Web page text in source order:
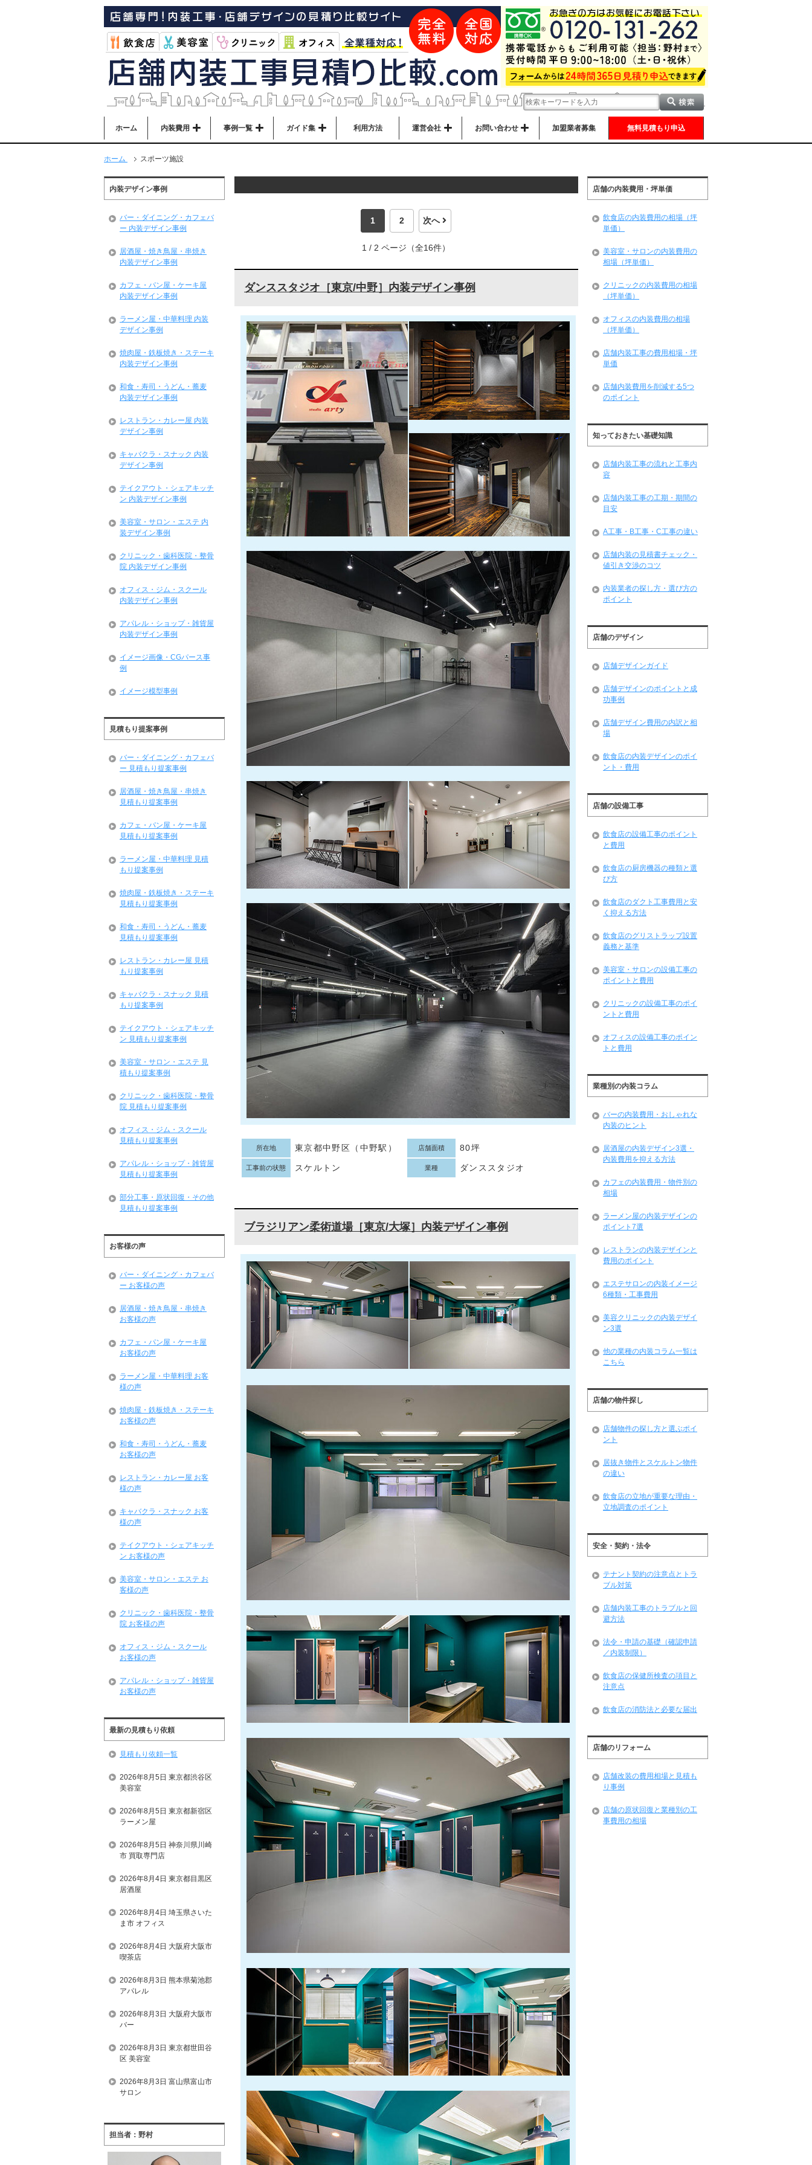
ホーム 内装費用 事例一覧 ガイド集 利用方法 運営会社 お問い合わせ 加盟業者募集 無料見積もり申込
ホーム スポーツ施設
1 2 次へ
1 / 2 ページ（全16件）
ダンススタジオ［東京/中野］内装デザイン事例
所在地 東京都中野区（中野駅） 店舗面積 80坪
工事前の状態 スケルトン 業種 ダンススタジオ
ブラジリアン柔術道場［東京/大塚］内装デザイン事例
内装デザイン事例
バー・ダイニング・カフェバ
ー 内装デザイン事例
居酒屋・焼き鳥屋・串焼き
内装デザイン事例
カフェ・パン屋・ケーキ屋
内装デザイン事例
ラーメン屋・中華料理 内装
デザイン事例
焼肉屋・鉄板焼き・ステーキ
内装デザイン事例
和食・寿司・うどん・蕎麦
内装デザイン事例
レストラン・カレー屋 内装
デザイン事例
キャバクラ・スナック 内装
デザイン事例
テイクアウト・シェアキッチ
ン 内装デザイン事例
美容室・サロン・エステ 内
装デザイン事例
クリニック・歯科医院・整骨
院 内装デザイン事例
オフィス・ジム・スクール
内装デザイン事例
アパレル・ショップ・雑貨屋
内装デザイン事例
イメージ画像・CGパース事
例
イメージ模型事例
見積もり提案事例
バー・ダイニング・カフェバ
ー 見積もり提案事例
居酒屋・焼き鳥屋・串焼き
見積もり提案事例
カフェ・パン屋・ケーキ屋
見積もり提案事例
ラーメン屋・中華料理 見積
もり提案事例
焼肉屋・鉄板焼き・ステーキ
見積もり提案事例
和食・寿司・うどん・蕎麦
見積もり提案事例
レストラン・カレー屋 見積
もり提案事例
キャバクラ・スナック 見積
もり提案事例
テイクアウト・シェアキッチ
ン 見積もり提案事例
美容室・サロン・エステ 見
積もり提案事例
クリニック・歯科医院・整骨
院 見積もり提案事例
オフィス・ジム・スクール
見積もり提案事例
アパレル・ショップ・雑貨屋
見積もり提案事例
部分工事・原状回復・その他
見積もり提案事例
お客様の声
バー・ダイニング・カフェバ
ー お客様の声
居酒屋・焼き鳥屋・串焼き
お客様の声
カフェ・パン屋・ケーキ屋
お客様の声
ラーメン屋・中華料理 お客
様の声
焼肉屋・鉄板焼き・ステーキ
お客様の声
和食・寿司・うどん・蕎麦
お客様の声
レストラン・カレー屋 お客
様の声
キャバクラ・スナック お客
様の声
テイクアウト・シェアキッチ
ン お客様の声
美容室・サロン・エステ お
客様の声
クリニック・歯科医院・整骨
院 お客様の声
オフィス・ジム・スクール
お客様の声
アパレル・ショップ・雑貨屋
お客様の声
最新の見積もり依頼
見積もり依頼一覧
2026年8月5日 東京都渋谷区
美容室
2026年8月5日 東京都新宿区
ラーメン屋
2026年8月5日 神奈川県川崎
市 買取専門店
2026年8月4日 東京都目黒区
居酒屋
2026年8月4日 埼玉県さいた
ま市 オフィス
2026年8月4日 大阪府大阪市
喫茶店
2026年8月3日 熊本県菊池郡
アパレル
2026年8月3日 大阪府大阪市
バー
2026年8月3日 東京都世田谷
区 美容室
2026年8月3日 富山県富山市
サロン
担当者：野村
店舗の内装費用・坪単価
飲食店の内装費用の相場（坪
単価）
美容室・サロンの内装費用の
相場（坪単価）
クリニックの内装費用の相場
（坪単価）
オフィスの内装費用の相場
（坪単価）
店舗内装工事の費用相場・坪
単価
店舗内装費用を削減する5つ
のポイント
知っておきたい基礎知識
店舗内装工事の流れと工事内
容
店舗内装工事の工期・期間の
目安
A工事・B工事・C工事の違い
店舗内装の見積書チェック・
値引き交渉のコツ
内装業者の探し方・選び方の
ポイント
店舗のデザイン
店舗デザインガイド
店舗デザインのポイントと成
功事例
店舗デザイン費用の内訳と相
場
飲食店の内装デザインのポイ
ント・費用
店舗の設備工事
飲食店の設備工事のポイント
と費用
飲食店の厨房機器の種類と選
び方
飲食店のダクト工事費用と安
く抑える方法
飲食店のグリストラップ設置
義務と基準
美容室・サロンの設備工事の
ポイントと費用
クリニックの設備工事のポイ
ントと費用
オフィスの設備工事のポイン
トと費用
業種別の内装コラム
バーの内装費用・おしゃれな
内装のヒント
居酒屋の内装デザイン3選・
内装費用を抑える方法
カフェの内装費用・物件別の
相場
ラーメン屋の内装デザインの
ポイント7選
レストランの内装デザインと
費用のポイント
エステサロンの内装イメージ
6種類・工事費用
美容クリニックの内装デザイ
ン3選
他の業種の内装コラム一覧は
こちら
店舗の物件探し
店舗物件の探し方と選ぶポイ
ント
居抜き物件とスケルトン物件
の違い
飲食店の立地が重要な理由・
立地調査のポイント
安全・契約・法令
テナント契約の注意点とトラ
ブル対策
店舗内装工事のトラブルと回
避方法
法令・申請の基礎（確認申請
／内装制限）
飲食店の保健所検査の項目と
注意点
飲食店の消防法と必要な届出
店舗のリフォーム
店舗改装の費用相場と見積も
り事例
店舗の原状回復と業種別の工
事費用の相場